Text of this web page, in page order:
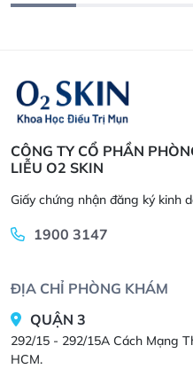
CÔNG TY CỔ PHẦN
LIỄU O2 SKIN
Giấy chứng nhận đăng ký kinh
1900 3147
ĐỊA CHỈ PHÒNG KHÁM
QUẬN 3
292/15 - 292/15A Cách Mạng
HCM.